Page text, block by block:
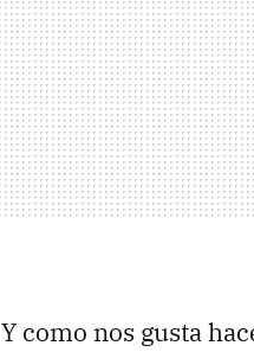
Y como nos gusta